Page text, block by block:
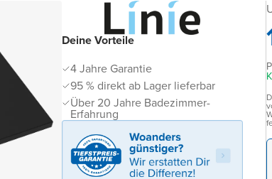
Deine Vorteile
4 Jahre Garantie
95 % direkt ab Lager lieferbar
Über 20 Jahre Badezimmer-
Erfahrung